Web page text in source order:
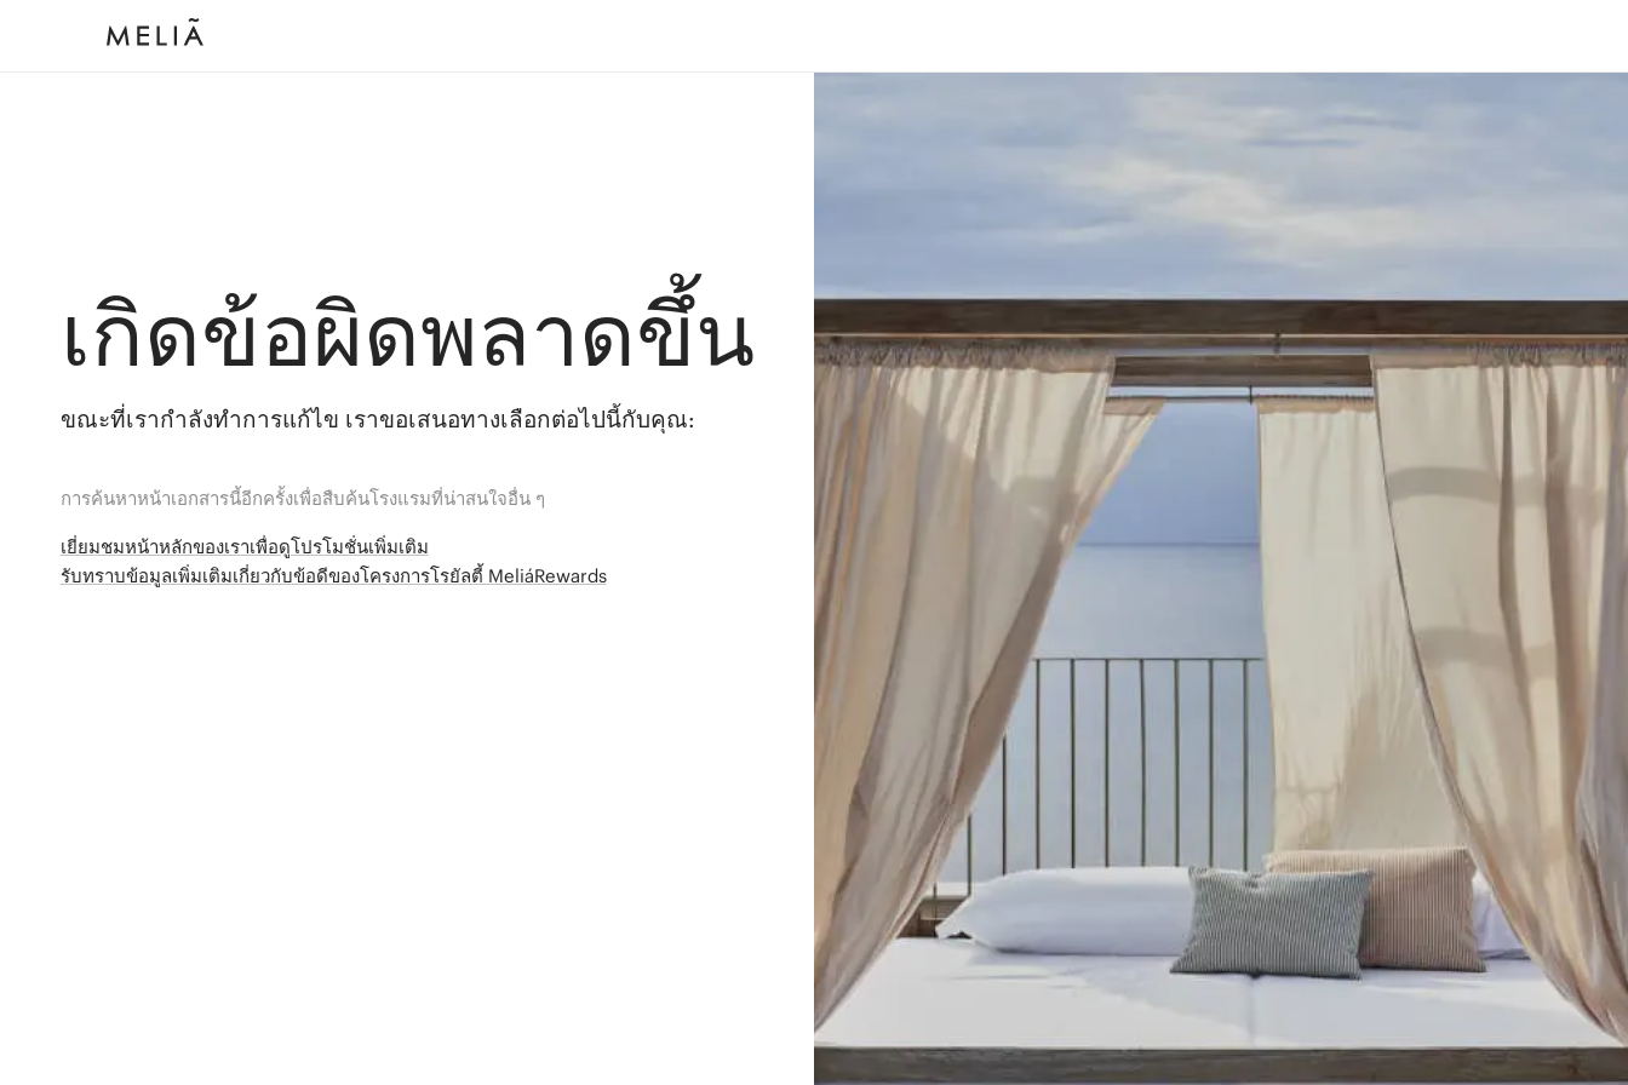
เกิดข้อผิดพลาดขึ้น
ขณะที่เรากำลังทำการแก้ไข เราขอเสนอทางเลือกต่อไปนี้กับคุณ:
การค้นหาหน้าเอกสารนี้อีกครั้งเพื่อสืบค้นโรงแรมที่น่าสนใจอื่น ๆ
เยี่ยมชมหน้าหลักของเราเพื่อดูโปรโมชั่นเพิ่มเติม
รับทราบข้อมูลเพิ่มเติมเกี่ยวกับข้อดีของโครงการโรยัลตี้ MeliáRewards